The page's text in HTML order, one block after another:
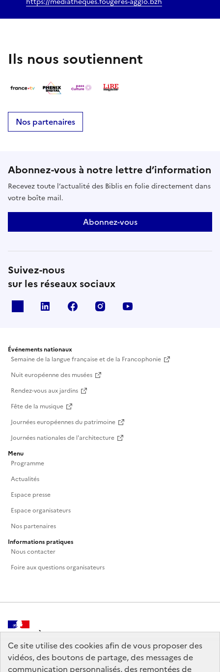
Ce site utilise des cookies afin de vous proposer des
vidéos, des boutons de partage, des messages de
communication personnalisés, des remontées de
Ils nous soutiennent
Nos partenaires
Abonnez-vous à notre lettre d’information
Recevez toute l’actualité des Biblis en folie directement dans
votre boîte mail.
Abonnez-vous
Suivez-nous
sur les réseaux sociaux
Linkedin Facebook Instagram
Événements nationaux
Semaine de la langue française et de la Francophonie
Nuit européenne des musées
Rendez-vous aux jardins
Fête de la musique
Journées européennes du patrimoine
Journées nationales de l'architecture
Menu
Programme
Actualités
Espace presse
Espace organisateurs
Nos partenaires
Informations pratiques
Nous contacter
Foire aux questions organisateurs
MINISTÈRE
DE LA CULTURE